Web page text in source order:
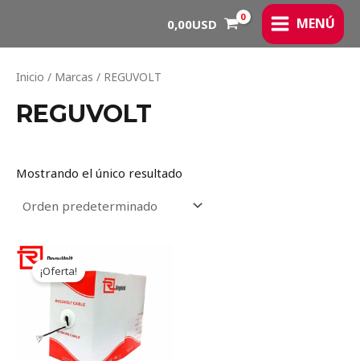
contenido
0,00USD
MAIN
MENU
MENÚ
Inicio / Marcas / REGUVOLT
REGUVOLT
Mostrando el único resultado
¡Oferta! was:
344,16USD.
is:
284,43USD.